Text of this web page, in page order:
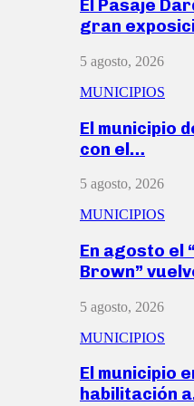
El Pasaje
gran
5 agosto, 2026
MUNICIPIOS
El municipio
con el…
5 agosto, 2026
MUNICIPIOS
En agosto el
Brown”
5 agosto, 2026
MUNICIPIOS
El municipio
habilitación